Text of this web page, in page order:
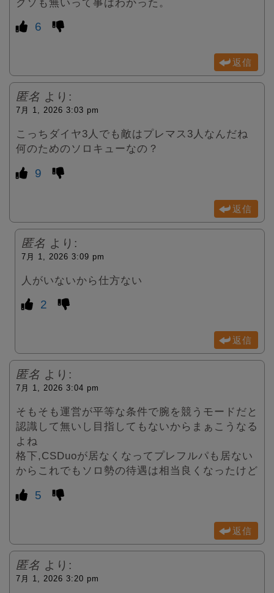
6
返信
匿名 より:
7月 1, 2026 3:03 pm
こっちダイヤ3人でも敵はプレマス3人なんだね
何のためのソロキューなの？
9
返信
匿名 より:
7月 1, 2026 3:09 pm
人がいないから仕方ない
2
返信
匿名 より:
7月 1, 2026 3:04 pm
そもそも運営が平等な条件で腕を競うモードだと
認識して無いし目指してもないからまぁこうなる
よね
格下,CSDuoが居なくなってプレフルパも居ない
からこれでもソロ勢の待遇は相当良くなったけど
5
返信
匿名 より:
7月 1, 2026 3:20 pm